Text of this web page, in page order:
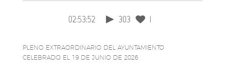
02:53:52 303 1
PLENO EXTRAORDINARIO DEL AYUNTAMIENTO
CELEBRADO EL 19 DE JUNIO DE 2026